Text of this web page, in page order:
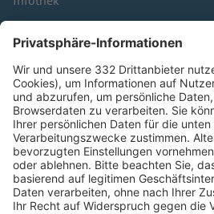
Kontakt
HÄUFIG BESUCHTE SEITEN
Pässe und Vereinswechsel
Trainerausbildung
Schulungsangebot Vereinsmitarbeiter
BFV-Geschäftsstellen
Trainerbörse